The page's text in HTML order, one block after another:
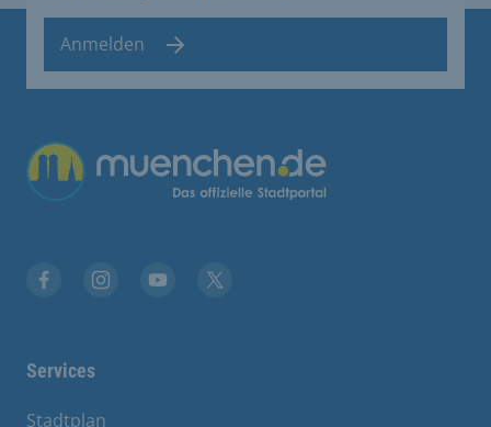
Anmelden
Übergreifende Links
Services
Stadtplan